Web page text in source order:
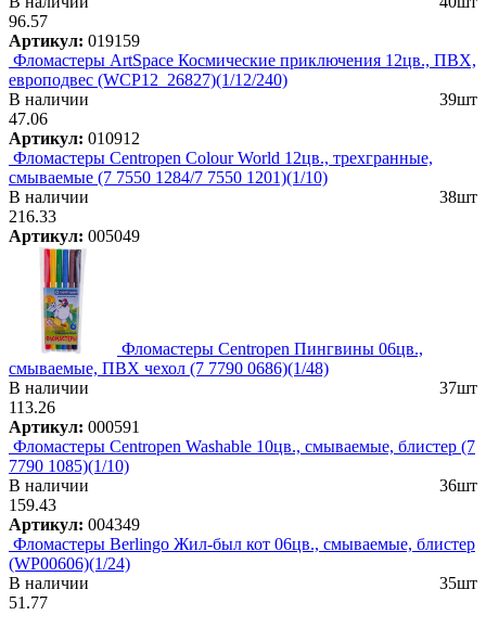
96.57
Артикул: 019159
Фломастеры ArtSpace Космические приключения 12цв., ПВХ,
европодвес (WCP12_26827)(1/12/240)
В наличии
39шт
47.06
Артикул: 010912
Фломастеры Centropen Colour World 12цв., трехгранные,
смываемые (7 7550 1284/7 7550 1201)(1/10)
В наличии
38шт
216.33
Артикул: 005049
Фломастеры Centropen Пингвины 06цв.,
смываемые, ПВХ чехол (7 7790 0686)(1/48)
В наличии
37шт
113.26
Артикул: 000591
Фломастеры Centropen Washable 10цв., смываемые, блистер (7
7790 1085)(1/10)
В наличии
36шт
159.43
Артикул: 004349
Фломастеры Berlingo Жил-был кот 06цв., смываемые, блистер
(WP00606)(1/24)
В наличии
35шт
51.77